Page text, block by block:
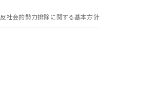
反社会的勢力排除に関する基本方針